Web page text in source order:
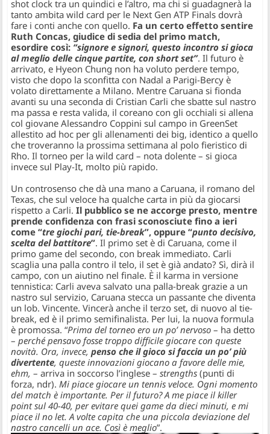
shot clock tra un quindici e l’altro, ma chi si guadagnerà la
tanto ambita wild card per le Next Gen ATP Finals dovrà
fare i conti anche con quello. Fa un certo effetto sentire
Ruth Concas, giudice di sedia del primo match,
esordire così: “signore e signori, questo incontro si gioca
al meglio delle cinque partite, con short set”. Il futuro è
arrivato, e Hyeon Chung non ha voluto perdere tempo,
visto che dopo la sconfitta con Nadal a Parigi-Bercy è
volato direttamente a Milano. Mentre Caruana si fionda
avanti su una seconda di Cristian Carli che sbatte sul nastro
ma passa e resta valida, il coreano con gli occhiali si allena
col giovane Alessandro Coppini sul campo in GreenSet
allestito ad hoc per gli allenamenti dei big, identico a quello
che troveranno la prossima settimana al polo fieristico di
Rho. Il torneo per la wild card – nota dolente – si gioca
invece sul Play-It, molto più rapido.
Un controsenso che dà una mano a Caruana, il romano del
Texas, che sul veloce ha qualche carta in più da giocarsi
rispetto a Carli.Il pubblico se ne accorge presto, mentre
prende confidenza con frasi sconosciute fino a ieri
come “tre giochi pari, tie-break”, oppure “punto decisivo,
scelta del battitore”. Il primo set è di Caruana, come il
primo game del secondo, con break immediato. Carli
scaglia una palla contro il telo, il set è già andato? Sì, dirà il
campo, con un aiutino nel finale. È il karma in versione
tennistica: Carli aveva salvato una palla-break grazie a un
nastro sul servizio, Caruana stecca un passante che diventa
un lob. Vincente. Vincerà anche il terzo set, di nuovo al tie-
break, ed è il primo semifinalista. Per lui, la nuova formula
è promossa. “Prima del torneo ero un po’ nervoso – ha detto
–perché pensavo fosse troppo difficile giocare con queste
novità. Ora, invece,penso che il gioco si faccia un po’ più
divertente, queste innovazioni giocano a favore delle mie,
ehm, – arriva in soccorso l’inglese –strengths (punti di
forza, ndr). Mi piace giocare un tennis veloce. Ogni momento
del match è importante. Per il futuro? A me piace il killer
point sul 40-40, per evitare quei game da dieci minuti, e mi
piace il no let. A volte capita che una piccola deviazione del
nastro cancelli un ace. Così è meglio”.